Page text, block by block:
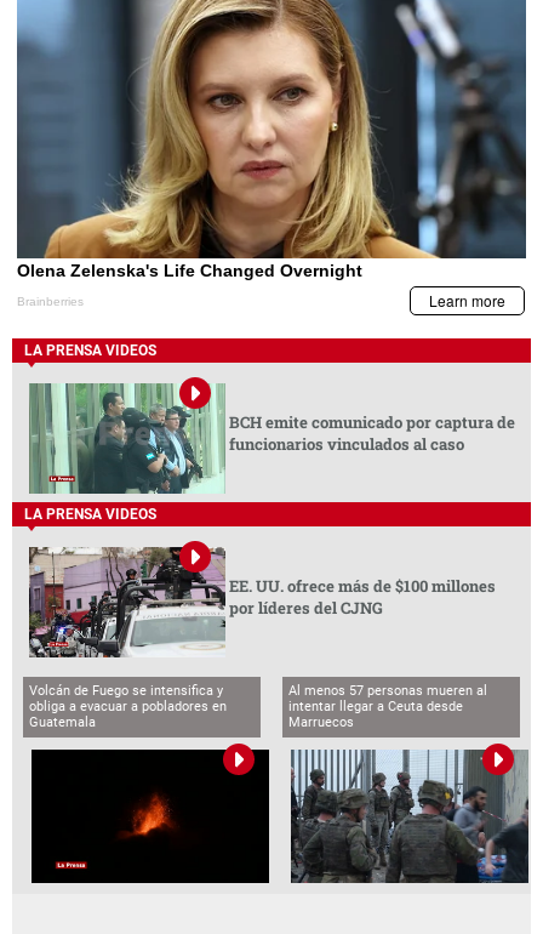
LA PRENSA VIDEOS
BCH emite comunicado por captura de
funcionarios vinculados al caso
LA PRENSA VIDEOS
EE. UU. ofrece más de $100 millones
por líderes del CJNG
Volcán de Fuego se intensifica y
obliga a evacuar a pobladores en
Guatemala
Al menos 57 personas mueren al
intentar llegar a Ceuta desde
Marruecos